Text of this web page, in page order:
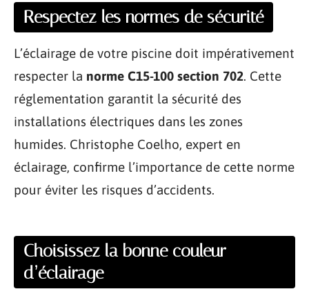
Respectez les normes de sécurité
L’éclairage de votre piscine doit impérativement
respecter la norme C15-100 section 702. Cette
réglementation garantit la sécurité des
installations électriques dans les zones
humides. Christophe Coelho, expert en
éclairage, confirme l’importance de cette norme
pour éviter les risques d’accidents.
Choisissez la bonne couleur
d’éclairage